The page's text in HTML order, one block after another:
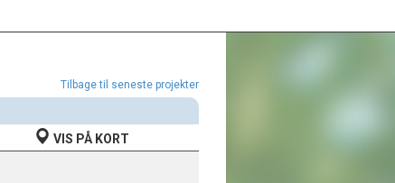
Tilbage til seneste projekter
VIS PÅ KORT